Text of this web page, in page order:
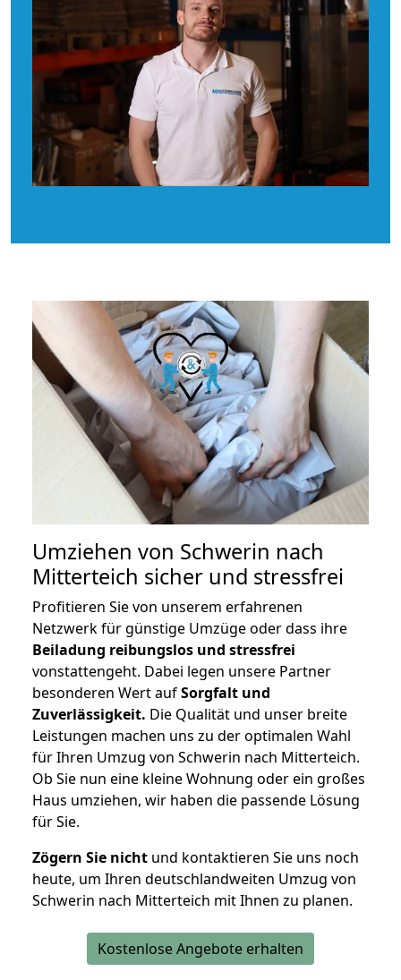
Umziehen von Schwerin nach
Mitterteich sicher und stressfrei
Profitieren Sie von unserem erfahrenen
Netzwerk für günstige Umzüge oder dass ihre
Beiladung reibungslos und stressfrei
vonstattengeht. Dabei legen unsere Partner
besonderen Wert aufSorgfalt und
Zuverlässigkeit. Die Qualität und unser breite
Leistungen machen uns zu der optimalen Wahl
für Ihren Umzug von Schwerin nach Mitterteich.
Ob Sie nun eine kleine Wohnung oder ein großes
Haus umziehen, wir haben die passende Lösung
für Sie.
Zögern Sie nicht und kontaktieren Sie uns noch
heute, um Ihren deutschlandweiten Umzug von
Schwerin nach Mitterteich mit Ihnen zu planen.
Kostenlose Angebote erhalten